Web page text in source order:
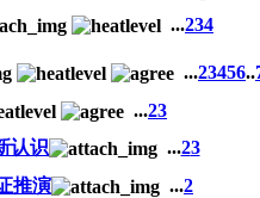
...234
...23456..
...23
认识
...23
推演
...2